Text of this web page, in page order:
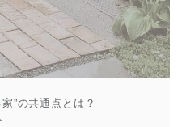
”の共通点とは？